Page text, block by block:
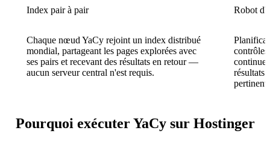
Index pair à pair
Chaque nœud YaCy rejoint un index distribué
mondial, partageant les pages explorées avec
ses pairs et recevant des résultats en retour —
aucun serveur central n'est requis.
Robot
résultats
Pourquoi exécuter YaCy sur Hostinger